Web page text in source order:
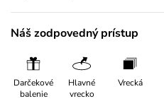
Náš zodpovedný prístup
Darčekové
balenie
Hlavné
vrecko
Vrecká